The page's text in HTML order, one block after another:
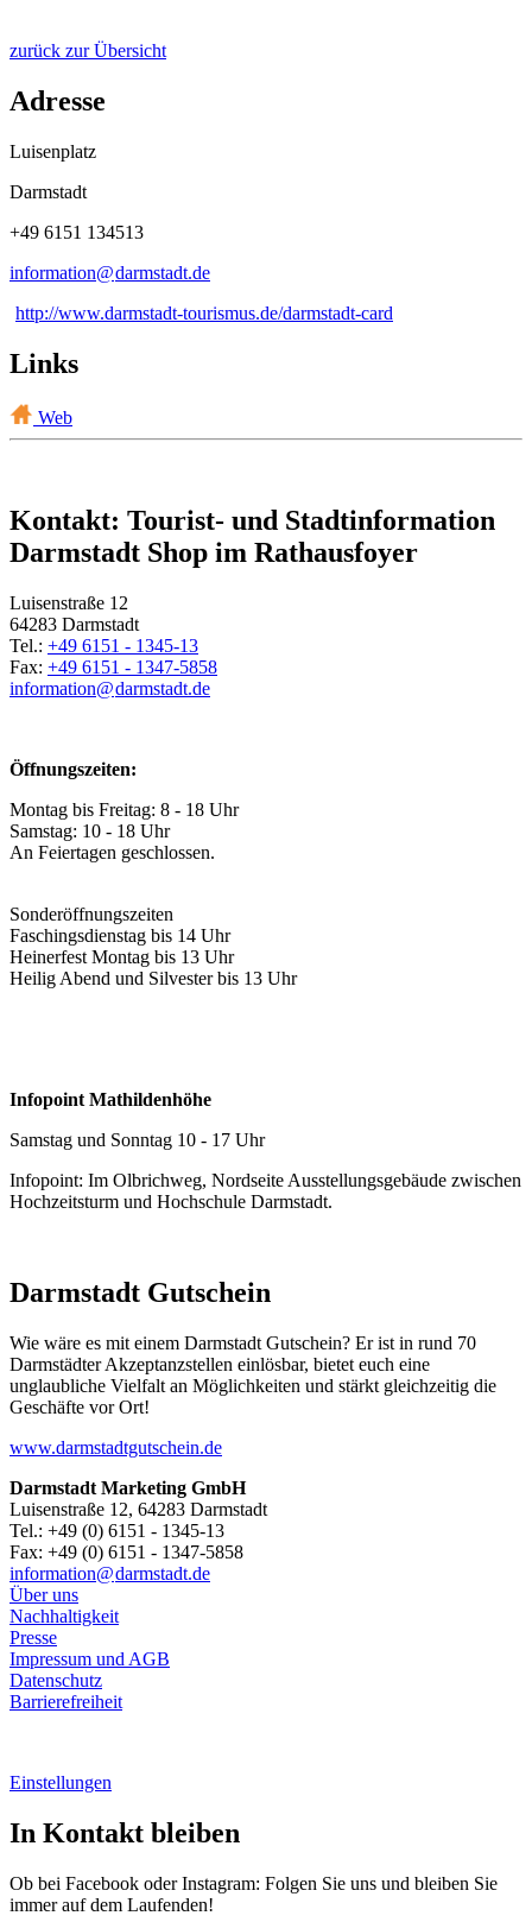
zurück zur Übersicht
Adresse
Luisenplatz
Darmstadt
+49 6151 134513
information@darmstadt.de
http://www.darmstadt-tourismus.de/darmstadt-card
Links
Web
Kontakt: Tourist- und Stadtinformation
Darmstadt Shop im Rathausfoyer
Luisenstraße 12
64283 Darmstadt
Tel.: +49 6151 - 1345-13
Fax: +49 6151 - 1347-5858
information@darmstadt.de
Öffnungszeiten:
Montag bis Freitag: 8 - 18 Uhr
Samstag: 10 - 18 Uhr
An Feiertagen geschlossen.
Sonderöffnungszeiten
Faschingsdienstag bis 14 Uhr
Heinerfest Montag bis 13 Uhr
Heilig Abend und Silvester bis 13 Uhr
Infopoint Mathildenhöhe
Samstag und Sonntag 10 - 17 Uhr
Infopoint: Im Olbrichweg, Nordseite Ausstellungsgebäude zwischen
Hochzeitsturm und Hochschule Darmstadt.
Darmstadt Gutschein
Wie wäre es mit einem Darmstadt Gutschein? Er ist in rund 70
Darmstädter Akzeptanzstellen einlösbar, bietet euch eine
unglaubliche Vielfalt an Möglichkeiten und stärkt gleichzeitig die
Geschäfte vor Ort!
www.darmstadtgutschein.de
Darmstadt Marketing GmbH
Luisenstraße 12, 64283 Darmstadt
Tel.: +49 (0) 6151 - 1345-13
Fax: +49 (0) 6151 - 1347-5858
information@darmstadt.de
Über uns
Nachhaltigkeit
Presse
Impressum und AGB
Datenschutz
Barrierefreiheit
Einstellungen
In Kontakt bleiben
Ob bei Facebook oder Instagram: Folgen Sie uns und bleiben Sie
immer auf dem Laufenden!